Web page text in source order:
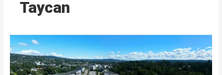
Taycan